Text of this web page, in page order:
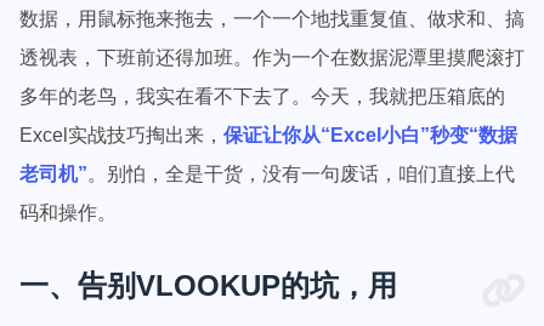
数据，用鼠标拖来拖去，一个一个地找重复值、做求和、搞
透视表，下班前还得加班。作为一个在数据泥潭里摸爬滚打
多年的老鸟，我实在看不下去了。今天，我就把压箱底的
Excel实战技巧掏出来， 保证让你从“Excel小白”秒变“数据
老司机”。别怕，全是干货，没有一句废话，咱们直接上代
码和操作。
一、告别VLOOKUP的坑，用